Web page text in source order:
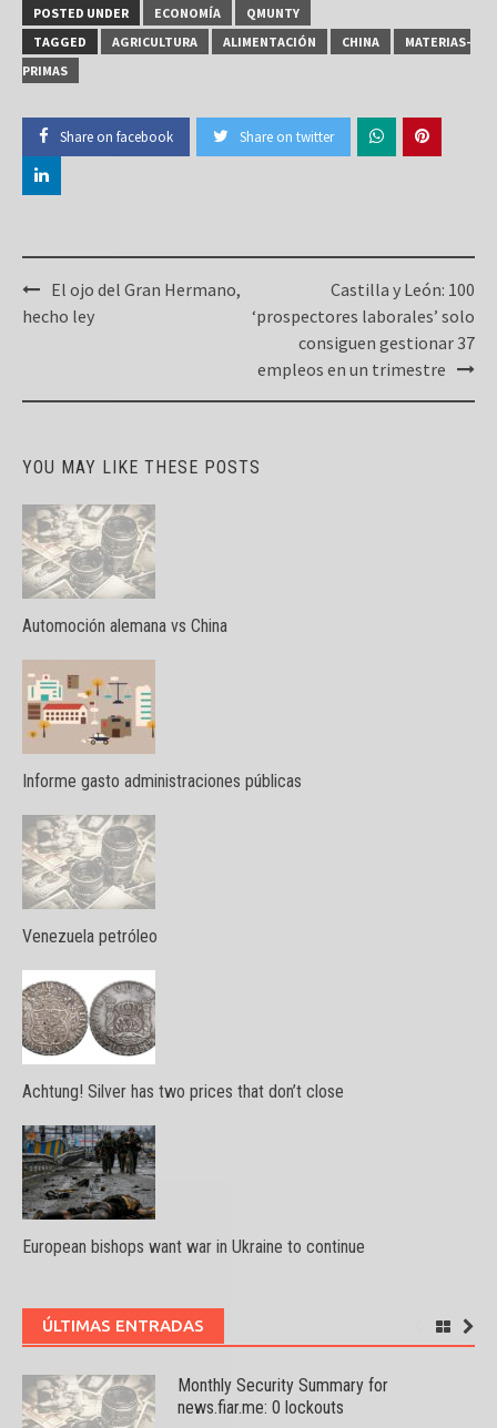
POSTED UNDER ECONOMÍA
QMUNTY
TAGGED
AGRICULTURA ALIMENTACIÓN CHINA
MATERIAS-
PRIMAS
Share on facebook Share on twitter
Post
navigation
El ojo del Gran Hermano,
hecho ley
Castilla y León: 100
‘prospectores laborales’ solo
consiguen gestionar 37
empleos en un trimestre
YOU MAY LIKE THESE POSTS
Automoción alemana vs China
Informe gasto administraciones públicas
Venezuela petróleo
Achtung! Silver has two prices that don’t close
European bishops want war in Ukraine to continue
ÚLTIMAS ENTRADAS
Monthly Security Summary for
news.fiar.me: 0 lockouts